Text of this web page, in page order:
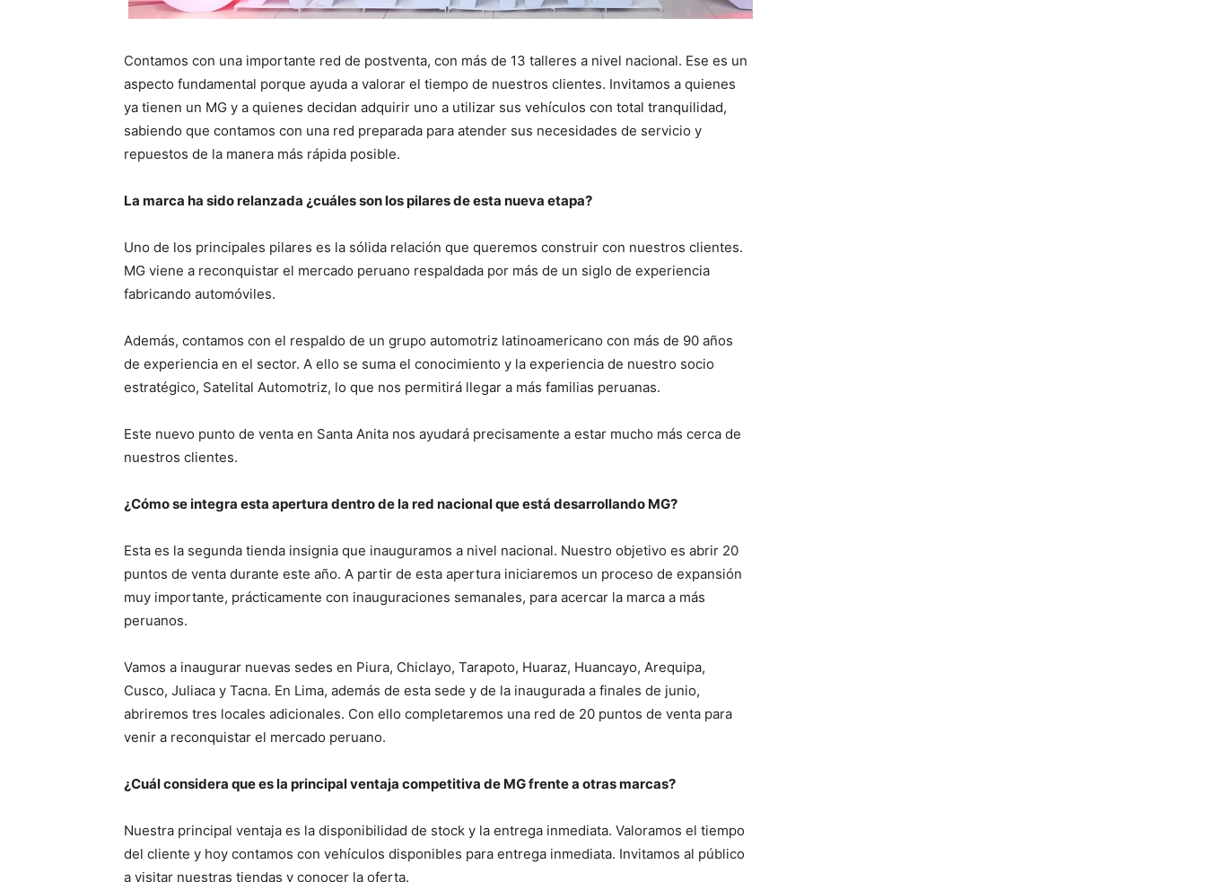
Contamos con una importante red de postventa, con más de 13 talleres a nivel nacional. Ese es un
aspecto fundamental porque ayuda a valorar el tiempo de nuestros clientes. Invitamos a quienes
ya tienen un MG y a quienes decidan adquirir uno a utilizar sus vehículos con total tranquilidad,
sabiendo que contamos con una red preparada para atender sus necesidades de servicio y
repuestos de la manera más rápida posible.
La marca ha sido relanzada ¿cuáles son los pilares de esta nueva etapa?
Uno de los principales pilares es la sólida relación que queremos construir con nuestros clientes.
MG viene a reconquistar el mercado peruano respaldada por más de un siglo de experiencia
fabricando automóviles.
Además, contamos con el respaldo de un grupo automotriz latinoamericano con más de 90 años
de experiencia en el sector. A ello se suma el conocimiento y la experiencia de nuestro socio
estratégico, Satelital Automotriz, lo que nos permitirá llegar a más familias peruanas.
Este nuevo punto de venta en Santa Anita nos ayudará precisamente a estar mucho más cerca de
nuestros clientes.
¿Cómo se integra esta apertura dentro de la red nacional que está desarrollando MG?
Esta es la segunda tienda insignia que inauguramos a nivel nacional. Nuestro objetivo es abrir 20
puntos de venta durante este año. A partir de esta apertura iniciaremos un proceso de expansión
muy importante, prácticamente con inauguraciones semanales, para acercar la marca a más
peruanos.
Vamos a inaugurar nuevas sedes en Piura, Chiclayo, Tarapoto, Huaraz, Huancayo, Arequipa,
Cusco, Juliaca y Tacna. En Lima, además de esta sede y de la inaugurada a finales de junio,
abriremos tres locales adicionales. Con ello completaremos una red de 20 puntos de venta para
venir a reconquistar el mercado peruano.
¿Cuál considera que es la principal ventaja competitiva de MG frente a otras marcas?
Nuestra principal ventaja es la disponibilidad de stock y la entrega inmediata. Valoramos el tiempo
del cliente y hoy contamos con vehículos disponibles para entrega inmediata. Invitamos al público
a visitar nuestras tiendas y conocer la oferta.